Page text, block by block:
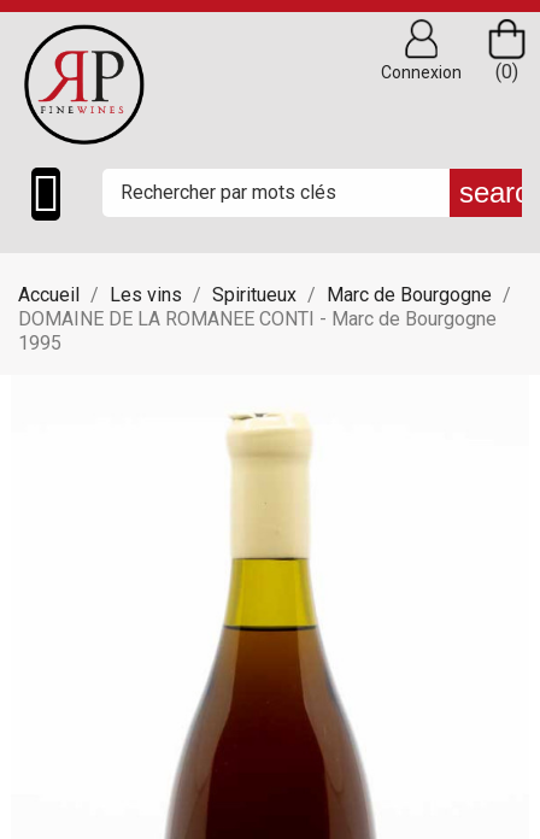

(0)
Connexion
Accueil Les vins Spiritueux
Marc de Bourgogne
DOMAINE DE LA ROMANEE CONTI - Marc de Bourgogne
1995